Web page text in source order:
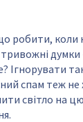
робити,
спам теж
світло на